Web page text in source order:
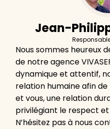
Jean-
Nous sommes heureux
de notre agence
dynamique et attentif,
relation humaine afin
et vous, une relation
privilégiant le respect
N’hésitez pas à nous